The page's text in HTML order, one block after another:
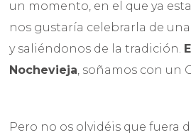
un momento, en el que ya
nos gustaría celebrarla de
y saliéndonos de la tradición.
Nochevieja, soñamos con un
Pero no os olvidéis que fuera